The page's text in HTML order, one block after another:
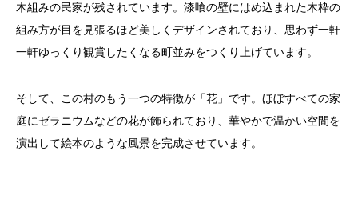
木組みの民家が残されています。漆喰の壁にはめ込まれた木枠の
組み方が目を見張るほど美しくデザインされており、思わず一軒
一軒ゆっくり観賞したくなる町並みをつくり上げています。
そして、この村のもう一つの特徴が「花」です。ほぼすべての家
庭にゼラニウムなどの花が飾られており、華やかで温かい空間を
演出して絵本のような風景を完成させています。